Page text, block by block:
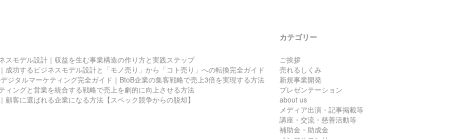
スモデル設計｜収益を生む事業構造の作り方と実践ステップ
成功するビジネスモデル設計と「モノ売り」から「コト売り」への転換完全ガイド
ジタルマーケティング完全ガイド｜BtoB企業の集客戦略で売上3倍を実現する方法
ィングと営業を統合する戦略で売上を劇的に向上させる方法
顧客に選ばれる企業になる方法【スペック競争からの脱却】
カテゴリー
ご挨拶
売れるしくみ
新規事業開発
プレゼンテーション
about us
メディア出演・記事掲載等
講座・交流・慈善活動等
補助金・助成金